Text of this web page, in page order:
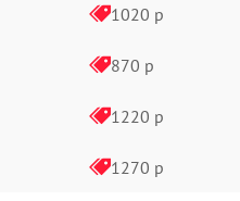
1020 р
870 р
1220 р
1270 р